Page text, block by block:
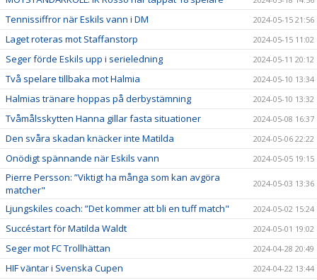
Tennissiffror när Eskils vann i DM 2024-05-15 21:56
Laget roteras mot Staffanstorp 2024-05-15 11:02
Seger förde Eskils upp i serieledning 2024-05-11 20:12
Två spelare tillbaka mot Halmia 2024-05-10 13:34
Halmias tränare hoppas på derbystämning 2024-05-10 13:32
Tvåmålsskytten Hanna gillar fasta situationer 2024-05-08 16:37
Den svåra skadan knäcker inte Matilda 2024-05-06 22:22
Onödigt spännande när Eskils vann 2024-05-05 19:15
Pierre Persson: ”Viktigt ha många som kan avgöra
matcher"
2024-05-03 13:36
Ljungskiles coach: ”Det kommer att bli en tuff match" 2024-05-02 15:24
Succéstart för Matilda Waldt 2024-05-01 19:02
Seger mot FC Trollhättan 2024-04-28 20:49
HIF väntar i Svenska Cupen 2024-04-22 13:44